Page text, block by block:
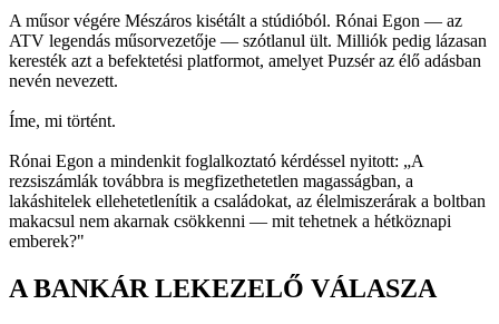
A műsor végére Mészáros kisétált a stúdióból. Rónai Egon — az
ATV legendás műsorvezetője — szótlanul ült. Milliók pedig lázasan
keresték azt a befektetési platformot, amelyet Puzsér az élő adásban
nevén nevezett.
Íme, mi történt.
Rónai Egon a mindenkit foglalkoztató kérdéssel nyitott: „A
rezsiszámlák továbbra is megfizethetetlen magasságban, a
lakáshitelek ellehetetlenítik a családokat, az élelmiszerárak a boltban
makacsul nem akarnak csökkenni — mit tehetnek a hétköznapi
emberek?"
A BANKÁR LEKEZELŐ VÁLASZA